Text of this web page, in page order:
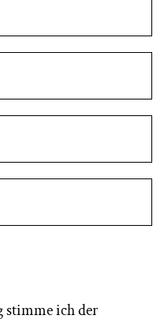
stimme ich der